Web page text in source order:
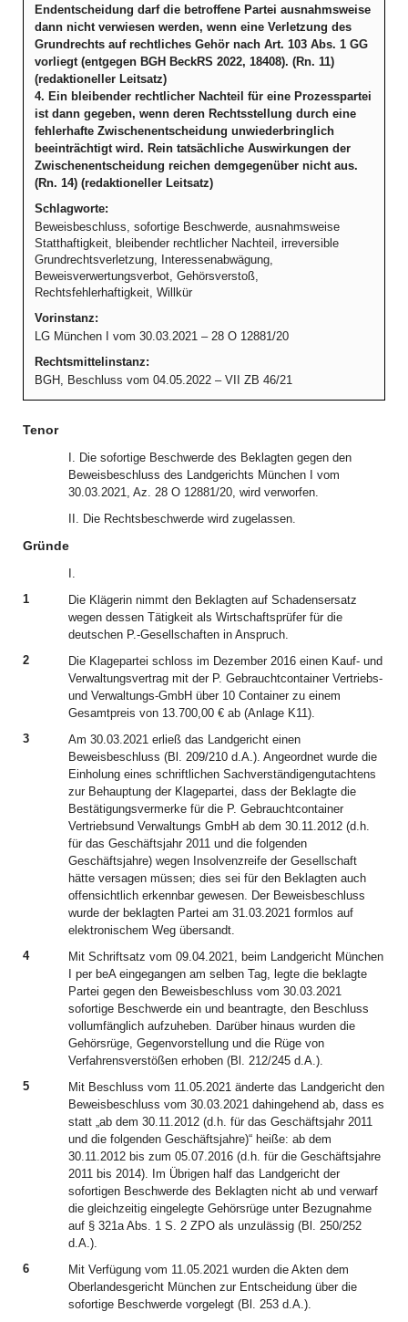
Endentscheidung darf die betroffene Partei ausnahmsweise
dann nicht verwiesen werden, wenn eine Verletzung des
Grundrechts auf rechtliches Gehör nach Art. 103 Abs. 1 GG
vorliegt (entgegen BGH BeckRS 2022, 18408). (Rn. 11)
(redaktioneller Leitsatz)
4. Ein bleibender rechtlicher Nachteil für eine Prozesspartei
ist dann gegeben, wenn deren Rechtsstellung durch eine
fehlerhafte Zwischenentscheidung unwiederbringlich
beeinträchtigt wird. Rein tatsächliche Auswirkungen der
Zwischenentscheidung reichen demgegenüber nicht aus.
(Rn. 14) (redaktioneller Leitsatz)
Schlagworte:
Beweisbeschluss, sofortige Beschwerde, ausnahmsweise
Statthaftigkeit, bleibender rechtlicher Nachteil, irreversible
Grundrechtsverletzung, Interessenabwägung,
Beweisverwertungsverbot, Gehörsverstoß,
Rechtsfehlerhaftigkeit, Willkür
Vorinstanz:
LG München I vom 30.03.2021 – 28 O 12881/20
Rechtsmittelinstanz:
BGH, Beschluss vom 04.05.2022 – VII ZB 46/21
Tenor
I. Die sofortige Beschwerde des Beklagten gegen den
Beweisbeschluss des Landgerichts München I vom
30.03.2021, Az. 28 O 12881/20, wird verworfen.
II. Die Rechtsbeschwerde wird zugelassen.
Gründe
I.
1
Die Klägerin nimmt den Beklagten auf Schadensersatz
wegen dessen Tätigkeit als Wirtschaftsprüfer für die
deutschen P.-Gesellschaften in Anspruch.
2
Die Klagepartei schloss im Dezember 2016 einen Kauf- und
Verwaltungsvertrag mit der P. Gebrauchtcontainer Vertriebs-
und Verwaltungs-GmbH über 10 Container zu einem
Gesamtpreis von 13.700,00 € ab (Anlage K11).
3
Am 30.03.2021 erließ das Landgericht einen
Beweisbeschluss (Bl. 209/210 d.A.). Angeordnet wurde die
Einholung eines schriftlichen Sachverständigengutachtens
zur Behauptung der Klagepartei, dass der Beklagte die
Bestätigungsvermerke für die P. Gebrauchtcontainer
Vertriebsund Verwaltungs GmbH ab dem 30.11.2012 (d.h.
für das Geschäftsjahr 2011 und die folgenden
Geschäftsjahre) wegen Insolvenzreife der Gesellschaft
hätte versagen müssen; dies sei für den Beklagten auch
offensichtlich erkennbar gewesen. Der Beweisbeschluss
wurde der beklagten Partei am 31.03.2021 formlos auf
elektronischem Weg übersandt.
4
Mit Schriftsatz vom 09.04.2021, beim Landgericht München
I per beA eingegangen am selben Tag, legte die beklagte
Partei gegen den Beweisbeschluss vom 30.03.2021
sofortige Beschwerde ein und beantragte, den Beschluss
vollumfänglich aufzuheben. Darüber hinaus wurden die
Gehörsrüge, Gegenvorstellung und die Rüge von
Verfahrensverstößen erhoben (Bl. 212/245 d.A.).
5
Mit Beschluss vom 11.05.2021 änderte das Landgericht den
Beweisbeschluss vom 30.03.2021 dahingehend ab, dass es
statt „ab dem 30.11.2012 (d.h. für das Geschäftsjahr 2011
und die folgenden Geschäftsjahre)“ heiße: ab dem
30.11.2012 bis zum 05.07.2016 (d.h. für die Geschäftsjahre
2011 bis 2014). Im Übrigen half das Landgericht der
sofortigen Beschwerde des Beklagten nicht ab und verwarf
die gleichzeitig eingelegte Gehörsrüge unter Bezugnahme
auf § 321a Abs. 1 S. 2 ZPO als unzulässig (Bl. 250/252
d.A.).
6
Mit Verfügung vom 11.05.2021 wurden die Akten dem
Oberlandesgericht München zur Entscheidung über die
sofortige Beschwerde vorgelegt (Bl. 253 d.A.).